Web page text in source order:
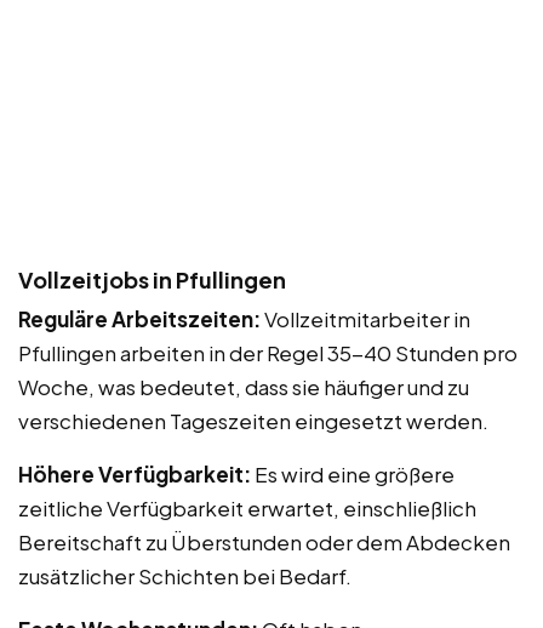
Vollzeitjobs in Pfullingen
Reguläre Arbeitszeiten:Vollzeitmitarbeiter in
Pfullingen arbeiten in der Regel 35-40 Stunden pro
Woche, was bedeutet, dass sie häufiger und zu
verschiedenen Tageszeiten eingesetzt werden.
Höhere Verfügbarkeit: Es wird eine größere
zeitliche Verfügbarkeit erwartet, einschließlich
Bereitschaft zu Überstunden oder dem Abdecken
zusätzlicher Schichten bei Bedarf.